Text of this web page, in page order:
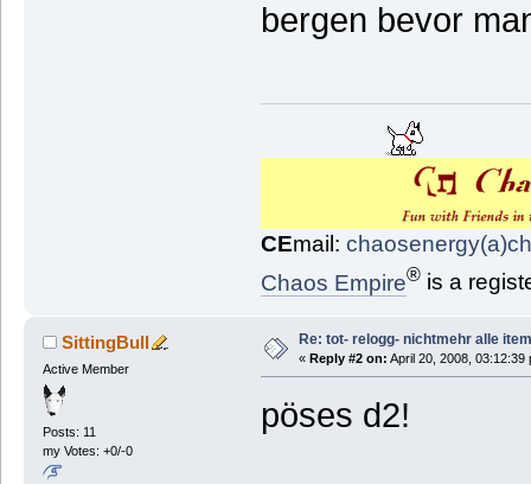
bergen bevor
CEmail:
Chaos Empire®is a
SittingBull
Active Member
Posts: 11
my Votes: +0/-0
Re: tot- relogg- nichtmehr alle
« Reply #2 on: April 20, 2008, 03:12:39
pöses d2!